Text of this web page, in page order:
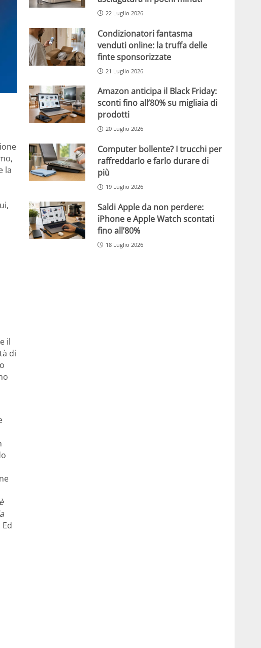
la
il
di
Ed
22 Luglio 2026
Condizionatori fantasma
venduti online: la truffa delle
finte sponsorizzate
21 Luglio 2026
Amazon anticipa il Black Friday:
sconti fino all’80% su migliaia di
prodotti
20 Luglio 2026
Computer bollente? I trucchi per
raffreddarlo e farlo durare di
più
19 Luglio 2026
Saldi Apple da non perdere:
iPhone e Apple Watch scontati
fino all’80%
18 Luglio 2026